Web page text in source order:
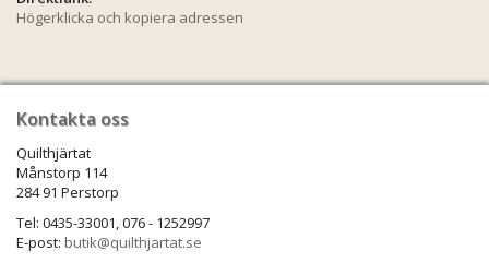
Högerklicka och kopiera adressen
Kontakta oss
Quilthjärtat
Månstorp 114
284 91 Perstorp
Tel: 0435-33001, 076 - 1252997
E-post: butik@quilthjartat.se